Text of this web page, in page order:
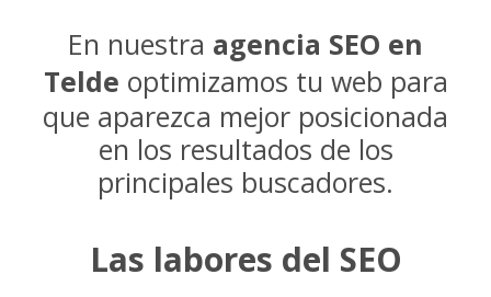
En nuestra agencia SEO en
Telde optimizamos tu web para
que aparezca mejor posicionada
en los resultados de los
principales buscadores.
Las labores del SEO